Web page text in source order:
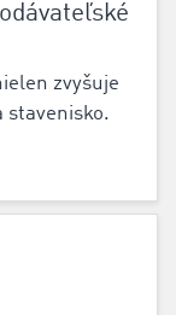
zvyšuje
stavenisko.